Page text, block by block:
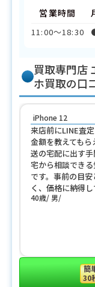
営業時間
11:00〜18:30
買取専門店
ホ買取の口
iPhone 12
来店前にLINE査
金額を教えても
送の宅配に出す
宅から相談でき
です。事前の目
く、価格に納得し
40歳 男
簡
30